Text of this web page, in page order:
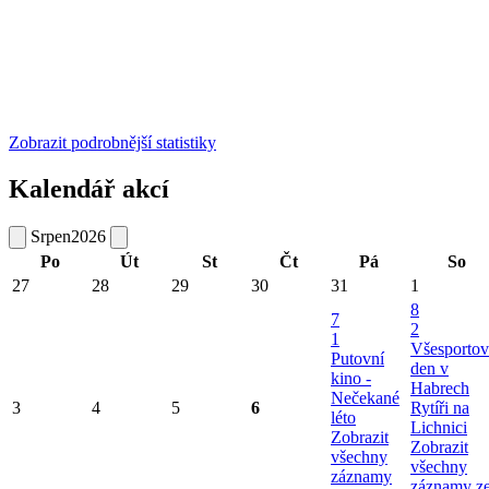
Zobrazit podrobnější statistiky
Kalendář akcí
Srpen2026
Po
Út St Čt Pá
So
27
28 29 30 31 1
3 4 5 6
7
1
Putovní
kino -
Nečekané
léto
Zobrazit
všechny
záznamy
8
2
den v
Habrech
Rytíři na
Lichnici
Zobrazit
všechny